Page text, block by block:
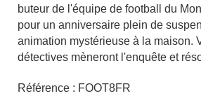
buteur de l'équipe de football du
pour un anniversaire plein de
animation mystérieuse à la maison.
détectives mèneront l'enquête et
Référence : FOOT8FR